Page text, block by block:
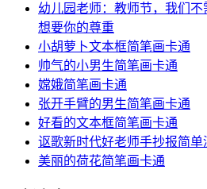
幼儿园老师：教师节，我们
想要你的尊重
小胡萝卜文本框简笔画卡通
帅气的小男生简笔画卡通
嫦娥简笔画卡通
张开手臂的男生简笔画卡通
好看的文本框简笔画卡通
讴歌新时代好老师手抄报简单
美丽的荷花简笔画卡通